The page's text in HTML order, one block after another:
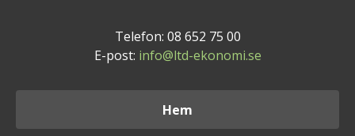
Telefon: 08 652 75 00
E-post: info@ltd-ekonomi.se
Hem